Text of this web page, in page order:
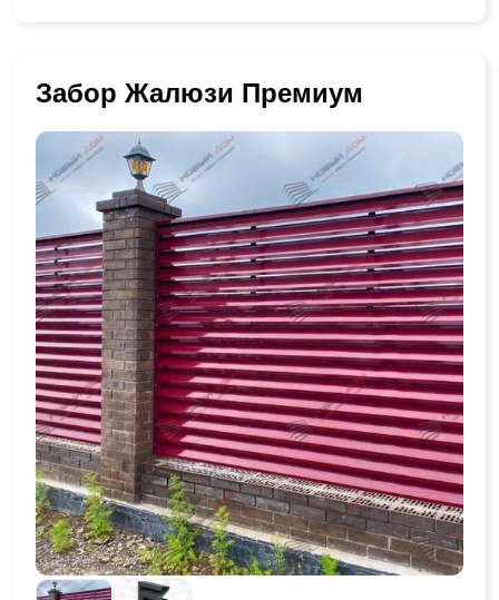
Забор Жалюзи Премиум